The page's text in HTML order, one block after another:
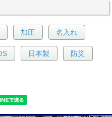
加圧 名入れ
日本製 防災